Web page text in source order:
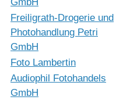
GmbH
Freiligrath-Drogerie und
Photohandlung Petri
GmbH
Foto Lambertin
Audiophil Fotohandels
GmbH